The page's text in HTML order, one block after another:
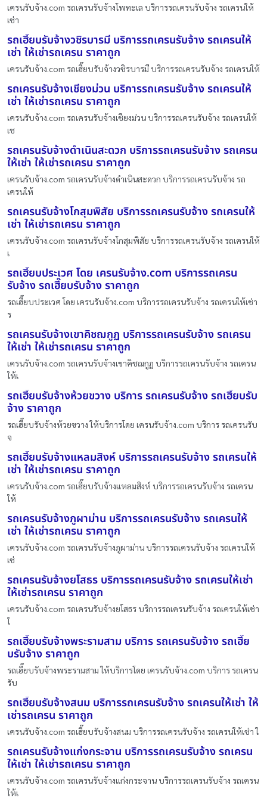
เครนรับจ้าง.com รถเครนรับจ้างโพทะเล บริการรถเครนรับจ้าง รถเครนให้
เช่า
รถเฮี๊ยบรับจ้างวชิรบารมี บริการรถเครนรับจ้าง รถเครนให้
เช่า ให้เช่ารถเครน ราคาถูก
เครนรับจ้าง.com รถเฮี๊ยบรับจ้างวชิรบารมี บริการรถเครนรับจ้าง รถเครนให้
รถเครนรับจ้างเชียงม่วน บริการรถเครนรับจ้าง รถเครนให้
เช่า ให้เช่ารถเครน ราคาถูก
เครนรับจ้าง.com รถเครนรับจ้างเชียงม่วน บริการรถเครนรับจ้าง รถเครนให้
เช
รถเครนรับจ้างดำเนินสะดวก บริการรถเครนรับจ้าง รถเครน
ให้เช่า ให้เช่ารถเครน ราคาถูก
เครนรับจ้าง.com รถเครนรับจ้างดำเนินสะดวก บริการรถเครนรับจ้าง รถ
เครนให้
รถเครนรับจ้างโกสุมพิสัย บริการรถเครนรับจ้าง รถเครนให้
เช่า ให้เช่ารถเครน ราคาถูก
เครนรับจ้าง.com รถเครนรับจ้างโกสุมพิสัย บริการรถเครนรับจ้าง รถเครนให้
เ
รถเฮี๊ยบประเวศ โดย เครนรับจ้าง.com บริการรถเครน
รับจ้าง รถเฮี๊ยบรับจ้าง ราคาถูก
รถเฮี๊ยบประเวศ โดย เครนรับจ้าง.com บริการรถเครนรับจ้าง รถเครนให้เช่า
ร
รถเครนรับจ้างเขาคิชฌกูฏ บริการรถเครนรับจ้าง รถเครน
ให้เช่า ให้เช่ารถเครน ราคาถูก
เครนรับจ้าง.com รถเครนรับจ้างเขาคิชฌกูฏ บริการรถเครนรับจ้าง รถเครน
ให้เ
รถเฮี๊ยบรับจ้างห้วยขวาง บริการ รถเครนรับจ้าง รถเฮี๊ยบรับ
จ้าง ราคาถูก
รถเฮี๊ยบรับจ้างห้วยขวาง ให้บริการโดย เครนรับจ้าง.com บริการ รถเครนรับ
จ
รถเฮี๊ยบรับจ้างแหลมสิงห์ บริการรถเครนรับจ้าง รถเครนให้
เช่า ให้เช่ารถเครน ราคาถูก
เครนรับจ้าง.com รถเฮี๊ยบรับจ้างแหลมสิงห์ บริการรถเครนรับจ้าง รถเครน
ให้
รถเครนรับจ้างภูผาม่าน บริการรถเครนรับจ้าง รถเครนให้
เช่า ให้เช่ารถเครน ราคาถูก
เครนรับจ้าง.com รถเครนรับจ้างภูผาม่าน บริการรถเครนรับจ้าง รถเครนให้
เช่
รถเครนรับจ้างยโสธร บริการรถเครนรับจ้าง รถเครนให้เช่า
ให้เช่ารถเครน ราคาถูก
เครนรับจ้าง.com รถเครนรับจ้างยโสธร บริการรถเครนรับจ้าง รถเครนให้เช่า
ใ
รถเฮี๊ยบรับจ้างพระรามสาม บริการ รถเครนรับจ้าง รถเฮี๊ย
บรับจ้าง ราคาถูก
รถเฮี๊ยบรับจ้างพระรามสาม ให้บริการโดย เครนรับจ้าง.com บริการ รถเครน
รับ
รถเฮี๊ยบรับจ้างสนม บริการรถเครนรับจ้าง รถเครนให้เช่า ให้
เช่ารถเครน ราคาถูก
เครนรับจ้าง.com รถเฮี๊ยบรับจ้างสนม บริการรถเครนรับจ้าง รถเครนให้เช่า ใ
รถเครนรับจ้างแก่งกระจาน บริการรถเครนรับจ้าง รถเครน
ให้เช่า ให้เช่ารถเครน ราคาถูก
เครนรับจ้าง.com รถเครนรับจ้างแก่งกระจาน บริการรถเครนรับจ้าง รถเครน
ให้เ